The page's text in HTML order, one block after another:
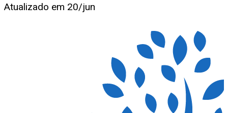
Atualizado em 20/jun